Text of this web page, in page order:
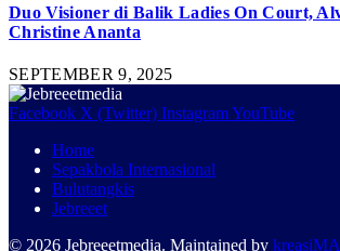
Duo Visioner di Balik Ladies On Court,
Christine Ananta
SEPTEMBER 9, 2025
Facebook X (Twitter) InstagramYouTube
Home
Sepakbola Internasional
Bulutangkis
Jebreeet
© 2026 Jebreeetmedia. Maintained by